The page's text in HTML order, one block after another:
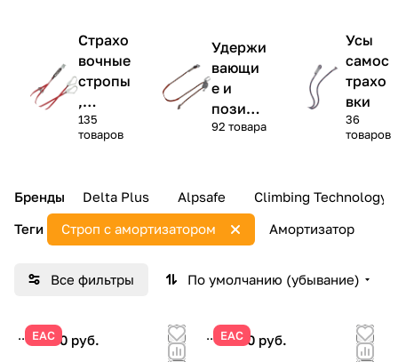
Страхо
вочные
стропы
,
аморти
заторы
135
товаров
Удержи
вающи
е и
позици
онирую
92 товара
Усы
самос
трахо
вки
36
товаров
Бренды Delta Plus Alpsafe
Climbing Technology
Теги
Амортизатор
Строп с амортизатором
Все фильтры По умолчанию (убывание)
ЕАС
5 280 руб.
ЕАС
6 750 руб.